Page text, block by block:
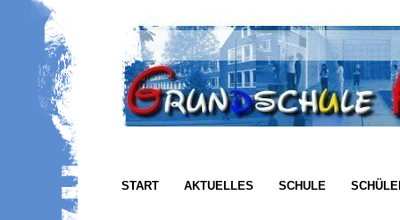
START AKTUELLES SCHULE